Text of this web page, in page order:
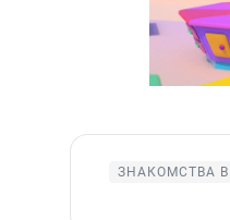
ЗНАКОМСТВА